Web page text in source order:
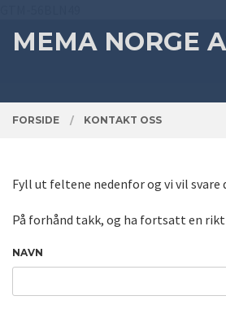
til
innholdet
MEMA NORGE
FORSIDE KONTAKT OSS
Fyll ut feltene nedenfor og vi vil svare
På forhånd takk, og ha fortsatt en
NAVN